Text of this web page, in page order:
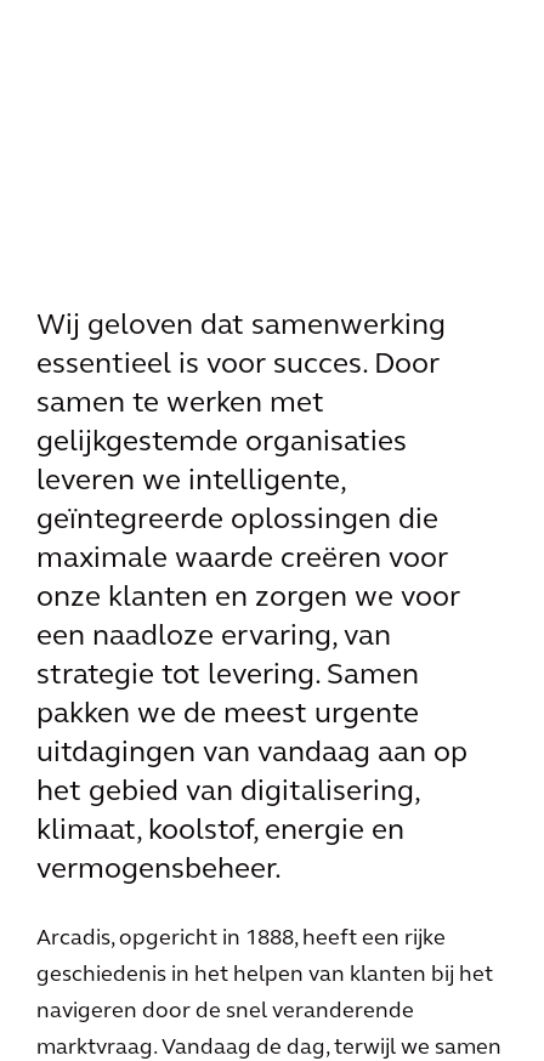
Wij geloven dat samenwerking
essentieel is voor succes. Door
samen te werken met
gelijkgestemde organisaties
leveren we intelligente,
geïntegreerde oplossingen die
maximale waarde creëren voor
onze klanten en zorgen we voor
een naadloze ervaring, van
strategie tot levering. Samen
pakken we de meest urgente
uitdagingen van vandaag aan op
het gebied van digitalisering,
klimaat, koolstof, energie en
vermogensbeheer.
Arcadis, opgericht in 1888, heeft een rijke
geschiedenis in het helpen van klanten bij het
navigeren door de snel veranderende
marktvraag. Vandaag de dag, terwijl we samen